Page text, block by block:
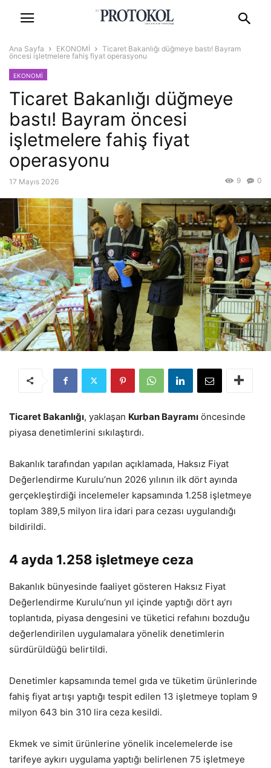
Ana Sayfa EKONOMİ
Ticaret Bakanlığı düğmeye bastı! Bayram
öncesi işletmelere fahiş fiyat operasyonu
EKONOMİ
Ticaret Bakanlığı düğmeye
bastı! Bayram öncesi
işletmelere fahiş fiyat
operasyonu
17 Mayıs 2026 0
9
Ticaret Bakanlığı, yaklaşan Kurban Bayramı öncesinde
piyasa denetimlerini sıkılaştırdı.
Bakanlık tarafından yapılan açıklamada, Haksız Fiyat
Değerlendirme Kurulu’nun 2026 yılının ilk dört ayında
gerçekleştirdiği incelemeler kapsamında 1.258 işletmeye
toplam 389,5 milyon lira idari para cezası uygulandığı
bildirildi.
4 ayda 1.258 işletmeye ceza
Bakanlık bünyesinde faaliyet gösteren Haksız Fiyat
Değerlendirme Kurulu’nun yıl içinde yaptığı dört ayrı
toplantıda, piyasa dengesini ve tüketici refahını bozduğu
değerlendirilen uygulamalara yönelik denetimlerin
sürdürüldüğü belirtildi.
Denetimler kapsamında temel gıda ve tüketim ürünlerinde
fahiş fiyat artışı yaptığı tespit edilen 13 işletmeye toplam 9
milyon 643 bin 310 lira ceza kesildi.
Ekmek ve simit ürünlerine yönelik incelemelerde ise
tarifeye aykırı uygulama yaptığı belirlenen 75 işletmeye